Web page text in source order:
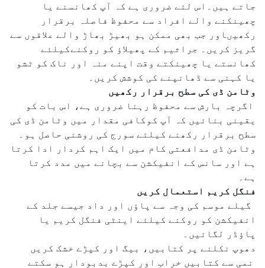
جاتے ہیں۔اس لئے ضروری ہے کہ آپ کھانسنے یا
چھینکنے والے افراد سے محفوظ فاصلہ برقرار
رکھیںاور جب بھی ممکن ہو بھیڑ بھاڑ والے علاقوں سے
گریز کریں۔ جراثیم کے پھیلاؤ کو روکنےکیلئے
کھانستے یا چھینکتے وقت اپنے منہ اور ناک کو ٹشو
یا کہنی سے ڈھانپنے کی کوشش کریں۔
وٹامن ڈی کی سطح برقرار رکھیں
اگرچہ بارش سے محفوظ رہنا ضروری ہے، اس بات کو
یقینی بنائیں کہ آپ کوکافی مقدار میں وٹامن ڈی کی
سطح برقرار رکھنے کیلئے سورج کی روشنی حاصل ہو۔
وٹامن ڈی مدافعتی کام میں ایک اہم کردار ادا کرتا
ہے اور سانس کے انفیکشن سے بچانے میں مدد کرتا
ہے۔
فنگل کریم استعمال کریں
گیلے موسم کی وجہ سے پاؤں اور داد جیسے جلد کے
انفیکشن کو روکنے کیلئے اینٹی فنگل کریم یا
پاؤڈر لگائیں۔
دھوپ نکلنے پر کتابیں، بیگ اور کپڑے خشک کریں
نمی سے کتابیں خراب اور کپڑے بدبودار ہو سکتے